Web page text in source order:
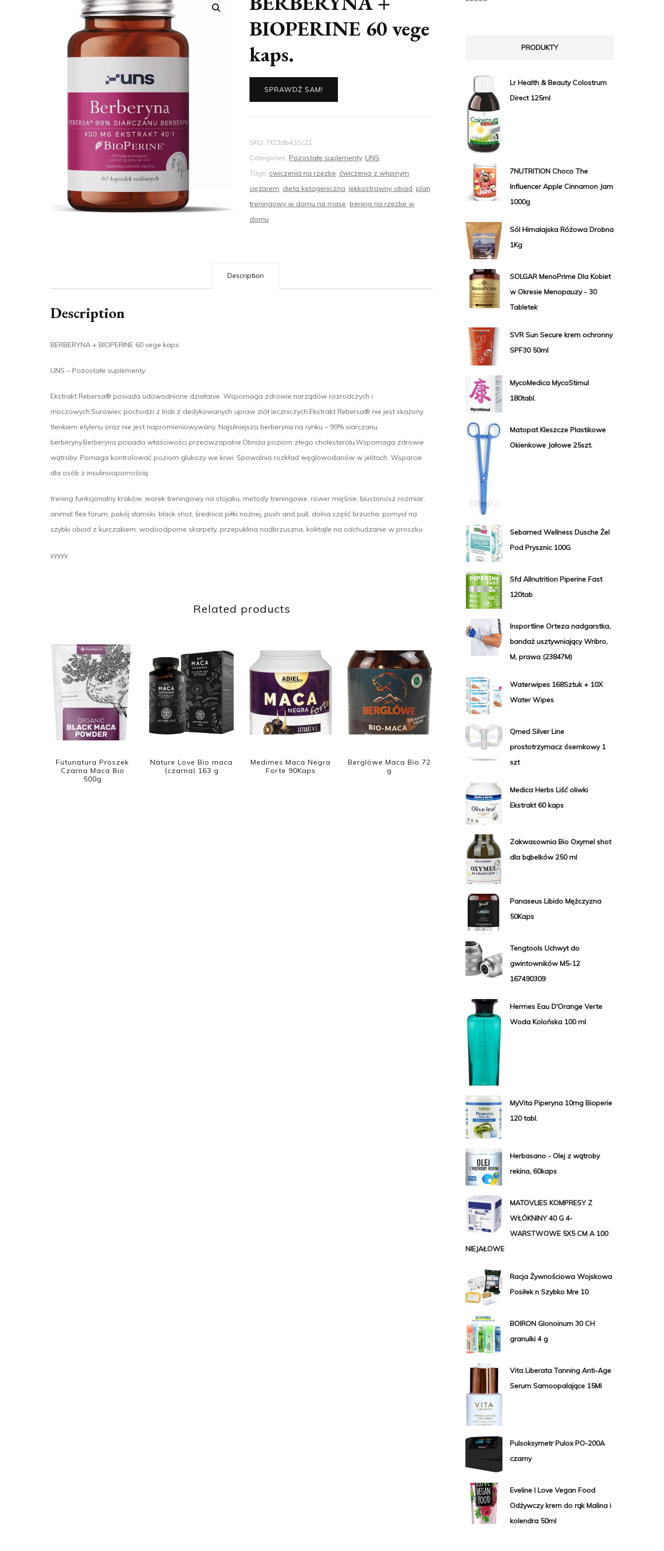
BIOPERINE 60 vege
kaps.
SPRAWDŹ SAM!
SKU: 7f23db431c21
Categories: Pozostałe suplementy, UNS
Tags: cwiczenia na rzezbe, ćwiczenia z własnym
ciężarem, dieta ketogeniczna, lekkostrawny obiad, plan
treningowy w domu na mase, trening na rzezbe w
domu
Description
Description
BERBERYNA + BIOPERINE 60 vege kaps.
UNS – Pozostałe suplementy
Ekstrakt Rebersa® posiada udowodnione działanie. Wspomaga zdrowie narządów rozrodczych i
moczowych.Surowiec pochodzi z Indii z dedykowanych upraw ziół leczniczych.Ekstrakt Rebersa® nie jest skażony
tlenkiem etylenu oraz nie jest napromieniowywany. Najsilniejsza berberyna na rynku – 99% siarczanu
berberyny.Berberyna posiada właściwości przeciwzapalne.Obniża poziom złego cholesterolu.Wspomaga zdrowie
wątroby. Pomaga kontrolować poziom glukozy we krwi. Spowalnia rozkład węglowodanów w jelitach. Wsparcie
dla osób z insulinoopornością.
trening funkcjonalny kraków, worek treningowy na stojaku, metody treningowe, rower mięśnie, biustonosz rozmiar,
animal flex forum, pokój damski, black shot, średnica piłki nożnej, push and pull, dolna część brzucha, pomysł na
szybki obiad z kurczakiem, wodoodporne skarpety, przepuklina nadbrzuszna, koktajle na odchudzanie w proszku
yyyyy
Related products
Futunatura Proszek
Czarna Maca Bio
500g
Nature Love Bio maca
(czarna) 163 g
Medimes Maca Negra
Forte 90Kaps
Berglöwe Maca Bio 72
g
PRODUKTY
Lr Health & Beauty Colostrum
Direct 125ml
7NUTRITION Choco The
Influencer Apple Cinnamon Jam
1000g
Sól Himalajska Różowa Drobna
1Kg
SOLGAR MenoPrime Dla Kobiet
w Okresie Menopauzy - 30
Tabletek
SVR Sun Secure krem ochronny
SPF30 50ml
MycoMedica MycoStimul
180tabl.
Matopat Kleszcze Plastikowe
Okienkowe Jałowe 25szt.
Sebamed Wellness Dusche Żel
Pod Prysznic 100G
Sfd Allnutrition Piperine Fast
120tab
Insportline Orteza nadgarstka,
bandaż usztywniający Wribro,
M, prawa (23847M)
Waterwipes 168Sztuk + 10X
Water Wipes
Qmed Silver Line
prostotrzymacz ósemkowy 1
szt
Medica Herbs Liść oliwki
Ekstrakt 60 kaps
Zakwasownia Bio Oxymel shot
dla bąbelków 250 ml
Panaseus Libido Mężczyzna
50Kaps
Tengtools Uchwyt do
gwintowników M5-12
167490309
Hermes Eau D'Orange Verte
Woda Kolońska 100 ml
MyVita Piperyna 10mg Bioperie
120 tabl.
Herbasano - Olej z wątroby
rekina, 60kaps
MATOVLIES KOMPRESY Z
WŁÓKNINY 40 G 4-
WARSTWOWE 5X5 CM A 100
NIEJAŁOWE
Racja Żywnościowa Wojskowa
Posiłek n Szybko Mre 10
BOIRON Glonoinum 30 CH
granulki 4 g
Vita Liberata Tanning Anti-Age
Serum Samoopalające 15Ml
Pulsoksymetr Pulox PO-200A
czarny
Eveline I Love Vegan Food
Odżywczy krem do rąk Malina i
kolendra 50ml